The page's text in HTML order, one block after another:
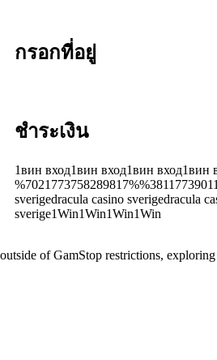
กรอกที่อยู่
ชำระเงิน
1вин вход1вин вход1вин вход1вин
sverigedracula casino sverigedracula
sverige1Win1Win1Win1Win
Casinoly
of GamStop restrictions,